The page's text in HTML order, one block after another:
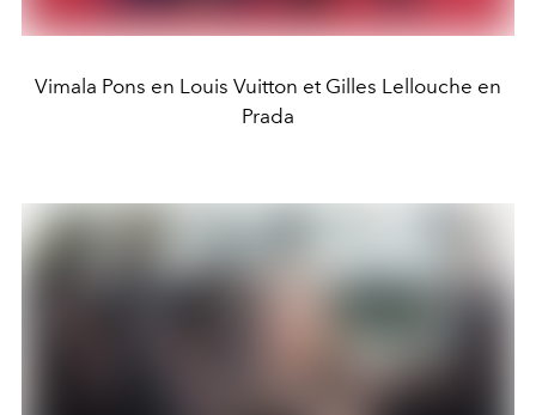
Vimala Pons en Louis Vuitton et Gilles Lellouche en
Prada